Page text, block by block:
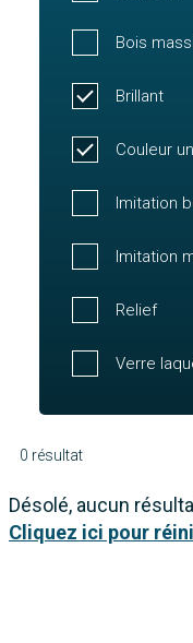
Bois
Brillant
Couleur
Imitation
Imitation
Relief
Verre
0 résultat
Désolé, aucun
Cliquez ici pour